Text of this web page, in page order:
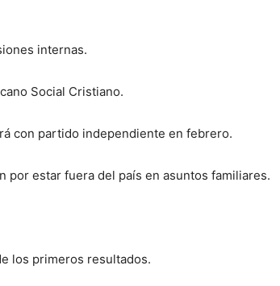
internas.
Social Cristiano.
con partido independiente en febrero.
por estar fuera del país en asuntos familiares.
los primeros resultados.